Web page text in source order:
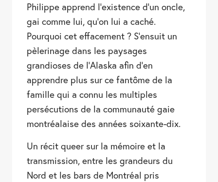
Philippe apprend l’existence d’un oncle,
gai comme lui, qu’on lui a caché.
Pourquoi cet effacement ? S’ensuit un
pèlerinage dans les paysages
grandioses de l’Alaska afin d’en
apprendre plus sur ce fantôme de la
famille qui a connu les multiples
persécutions de la communauté gaie
montréalaise des années soixante-dix.
Un récit queer sur la mémoire et la
transmission, entre les grandeurs du
Nord et les bars de Montréal pris